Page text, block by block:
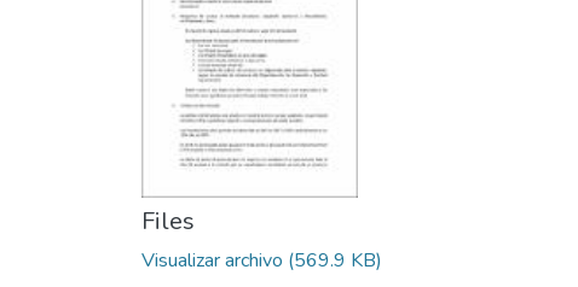
Files
Visualizar archivo (569.9 KB)